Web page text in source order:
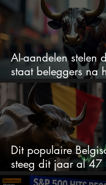
AI-aandelen stelen
staat beleggers na
te wachten
Dit populaire
steeg dit jaar al 47
ruimte voor meer?